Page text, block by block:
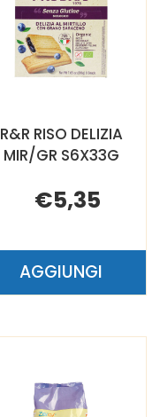
R&R RISO DELIZIA
MIR/GR S6X33G
€5,35
AGGIUNGIAGGIUNGI
DELIZIA
S6X33G AL
CARRELLO